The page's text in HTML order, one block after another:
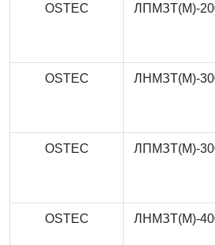
OSTEC ЛПМЗТ(М)-
OSTEC ЛНМЗТ(М)-
OSTEC ЛПМЗТ(М)-
OSTEC ЛНМЗТ(М)-